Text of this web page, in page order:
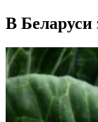
В Беларуси